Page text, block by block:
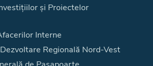
și Proiectelor
Interne
Regională Nord-Vest